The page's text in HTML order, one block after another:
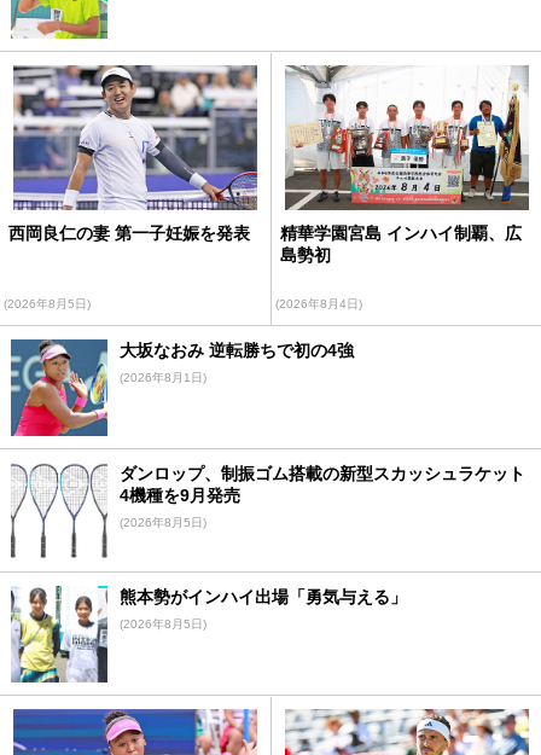
西岡良仁の妻 第一子妊娠を発表
(2026年8月5日)
精華学園宮島 インハイ制覇、広
島勢初
(2026年8月4日)
大坂なおみ 逆転勝ちで初の4強
(2026年8月1日)
ダンロップ、制振ゴム搭載の新型スカッシュラケット
4機種を9月発売
(2026年8月5日)
熊本勢がインハイ出場「勇気与える」
(2026年8月5日)